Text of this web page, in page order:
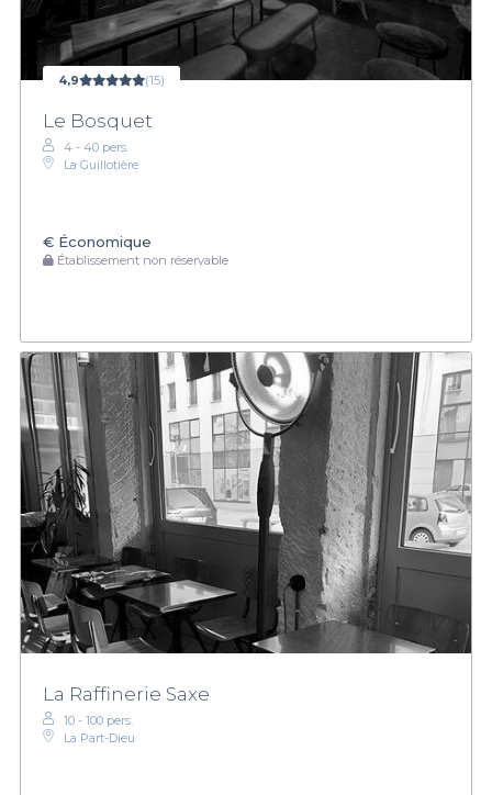
4,9 (15)
Le Bosquet
4 - 40 pers.
La Guillotière
€ Économique
Établissement non réservable
La Raffinerie Saxe
10 - 100 pers.
La Part-Dieu